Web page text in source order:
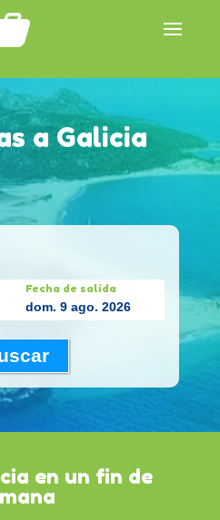
a Galicia
Fecha de salida
dom. 9 ago. 2026
en un fin de